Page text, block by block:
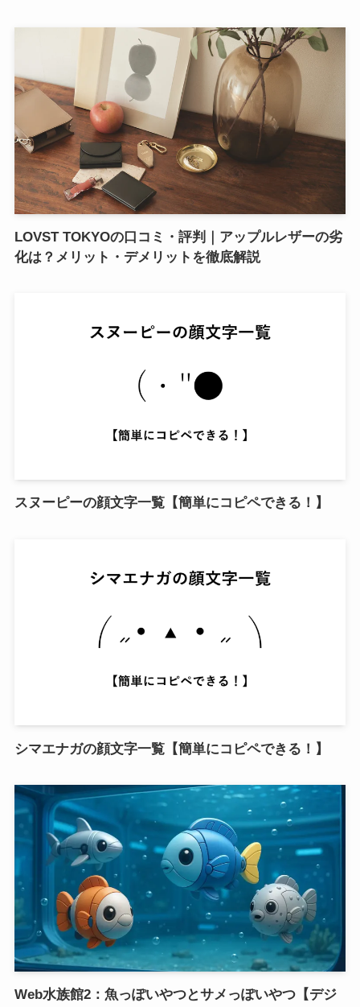
LOVST TOKYOの口コミ・評判｜アップルレザーの劣
化は？メリット・デメリットを徹底解説
スヌーピーの顔文字一覧【簡単にコピペできる！】
シマエナガの顔文字一覧【簡単にコピペできる！】
Web水族館2：魚っぽいやつとサメっぽいやつ【デジ